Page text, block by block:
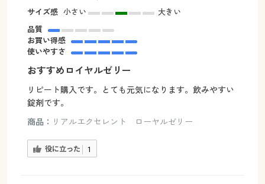
サイズ感 小さい
大きい
品質
お買い得感
使いやすさ
おすすめロイヤルゼリー
リピート購入です。とても元気になります。飲みやすい
錠剤です。
商品： リアルエクセレント ローヤルゼリー
役に立った 1